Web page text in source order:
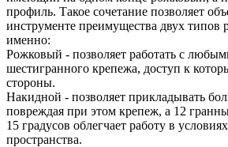
профиль. Такое сочетание позволяет
инструменте преимущества двух типов
именно:
Рожковый - позволяет работать с
шестигранного крепежа, доступ к
стороны.
Накидной - позволяет прикладывать
повреждая при этом крепеж, а 12
15 градусов облегчает работу в
пространства.